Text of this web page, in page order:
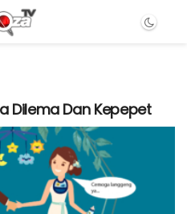
Dilema Dan Kepepet